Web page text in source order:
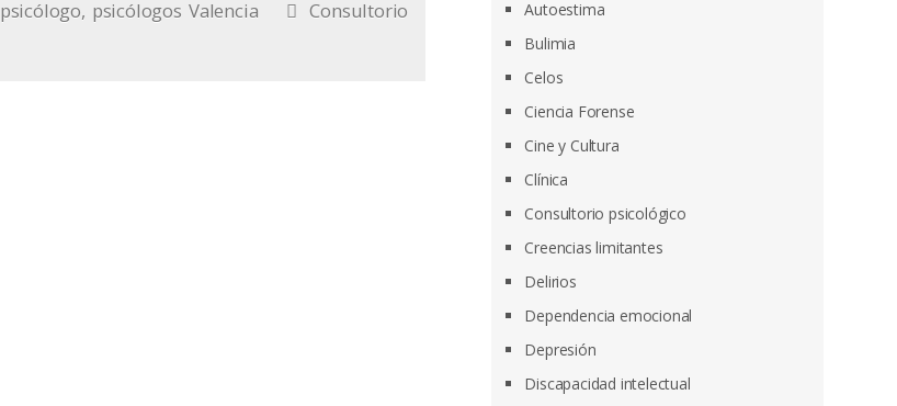
psicólogo, psicólogos Valencia
Consultorio
Autoestima
Bulimia
Celos
Ciencia Forense
Cine y Cultura
Clínica
Consultorio psicológico
Creencias limitantes
Delirios
Dependencia emocional
Depresión
Discapacidad intelectual